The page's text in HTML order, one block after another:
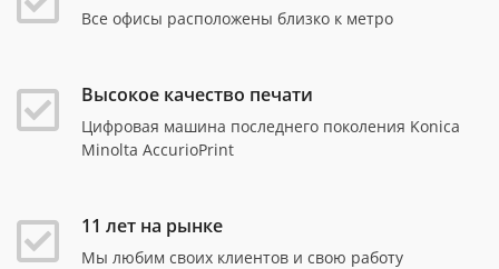
Все офисы расположены близко к метро
Высокое качество печати
Цифровая машина последнего поколения Konica
Minolta AccurioPrint
11 лет на рынке
Мы любим своих клиентов и свою работу